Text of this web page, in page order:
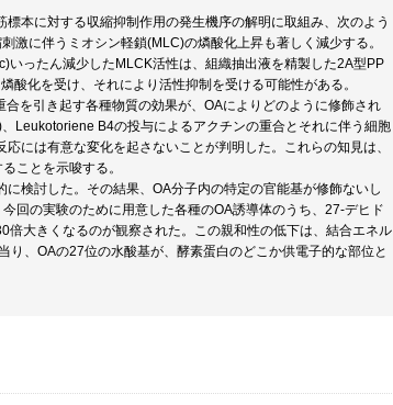
本に対する収縮抑制作用の発生機序の解明に取組み、次のよう
激に伴うミオシン軽鎖(MLC)の燐酸化上昇も著しく減少する。
ったん減少したMLCK活性は、組織抽出液を精製した2A型PP
化を受け、それにより活性抑制を受ける可能性がある。
を引き起す各種物質の効果が、OAによりどのように修飾され
Leukotoriene B4の投与によるアクチンの重合とそれに伴う細胞
には有意な変化を起さないことが判明した。これらの知見は、
ことを示唆する。
検討した。その結果、OA分子内の特定の官能基が修飾ないし
回の実験のために用意した各種のOA誘導体のうち、27-デヒド
大きくなるのが観察された。この親和性の低下は、結合エネル
、OAの27位の水酸基が、酵素蛋白のどこか供電子的な部位と